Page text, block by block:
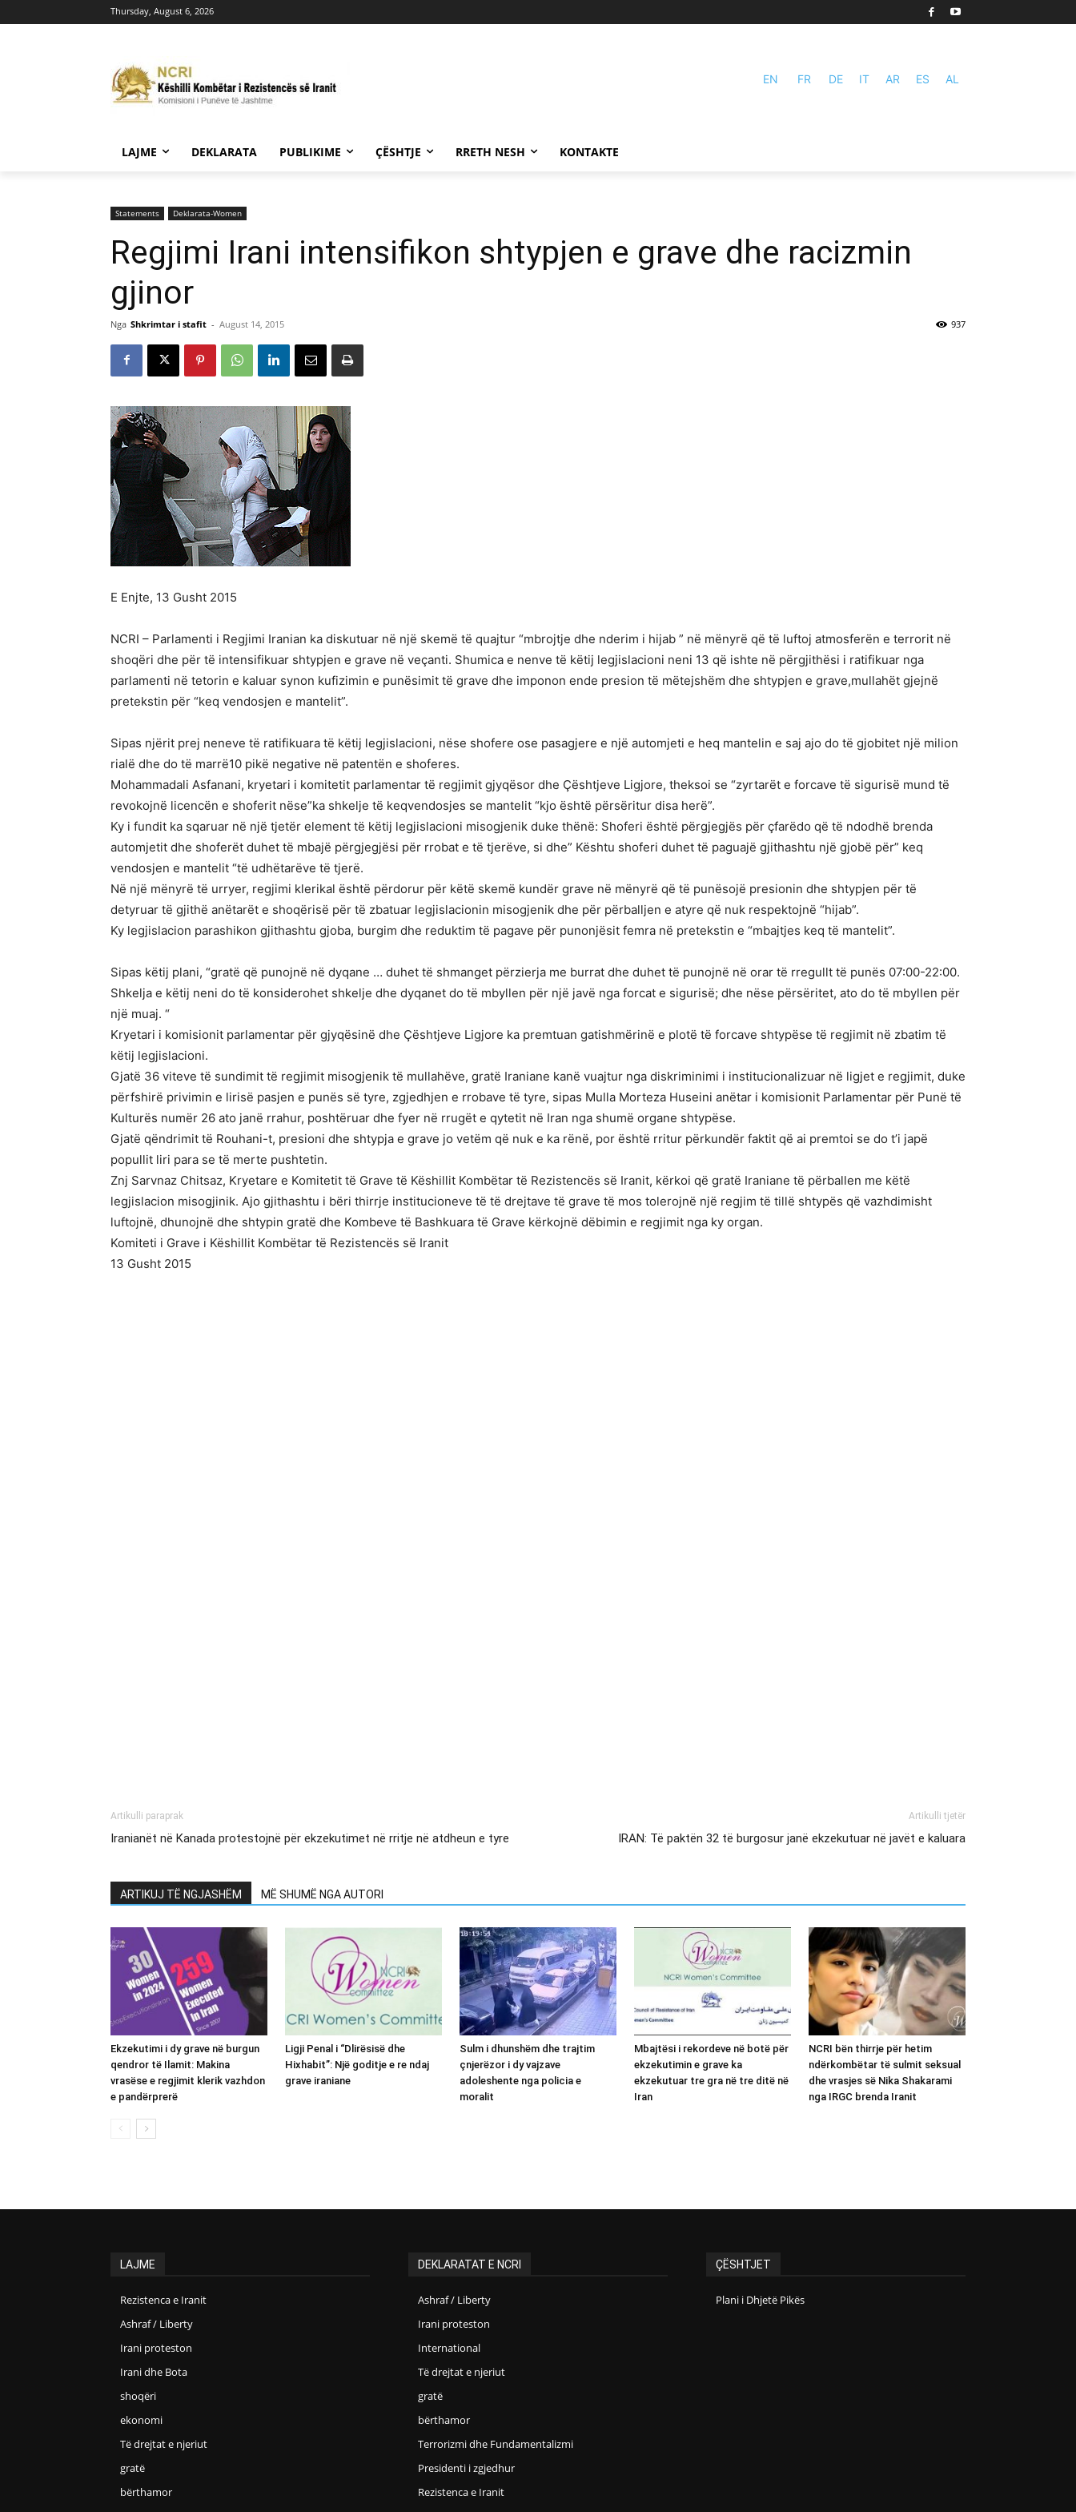
Thursday, August 6, 2026
EN FR DE IT AR ES AL
LAJME DEKLARATA PUBLIKIME ÇËSHTJE RRETH NESH KONTAKTE
Statements Deklarata-Women
Regjimi Irani intensifikon shtypjen e grave dhe racizmin
gjinor
Nga Shkrimtar i stafit - August 14, 2015 937
E Enjte, 13 Gusht 2015
NCRI – Parlamenti i Regjimi Iranian ka diskutuar në një skemë të quajtur “mbrojtje dhe nderim i hijab ” në mënyrë që të luftoj atmosferën e terrorit në
shoqëri dhe për të intensifikuar shtypjen e grave në veçanti. Shumica e nenve të këtij legjislacioni neni 13 që ishte në përgjithësi i ratifikuar nga
parlamenti në tetorin e kaluar synon kufizimin e punësimit të grave dhe imponon ende presion të mëtejshëm dhe shtypjen e grave,mullahët gjejnë
pretekstin për “keq vendosjen e mantelit”.
Sipas njërit prej neneve të ratifikuara të këtij legjislacioni, nëse shofere ose pasagjere e një automjeti e heq mantelin e saj ajo do të gjobitet një milion
rialë dhe do të marrë10 pikë negative në patentën e shoferes.
Mohammadali Asfanani, kryetari i komitetit parlamentar të regjimit gjyqësor dhe Çështjeve Ligjore, theksoi se “zyrtarët e forcave të sigurisë mund të
revokojnë licencën e shoferit nëse”ka shkelje të keqvendosjes se mantelit “kjo është përsëritur disa herë”.
Ky i fundit ka sqaruar në një tjetër element të këtij legjislacioni misogjenik duke thënë: Shoferi është përgjegjës për çfarëdo që të ndodhë brenda
automjetit dhe shoferët duhet të mbajë përgjegjësi për rrobat e të tjerëve, si dhe” Kështu shoferi duhet të paguajë gjithashtu një gjobë për” keq
vendosjen e mantelit “të udhëtarëve të tjerë.
Në një mënyrë të urryer, regjimi klerikal është përdorur për këtë skemë kundër grave në mënyrë që të punësojë presionin dhe shtypjen për të
detyruar të gjithë anëtarët e shoqërisë për të zbatuar legjislacionin misogjenik dhe për përballjen e atyre që nuk respektojnë “hijab”.
Ky legjislacion parashikon gjithashtu gjoba, burgim dhe reduktim të pagave për punonjësit femra në pretekstin e “mbajtjes keq të mantelit”.
Sipas këtij plani, “gratë që punojnë në dyqane … duhet të shmanget përzierja me burrat dhe duhet të punojnë në orar të rregullt të punës 07:00-22:00.
Shkelja e këtij neni do të konsiderohet shkelje dhe dyqanet do të mbyllen për një javë nga forcat e sigurisë; dhe nëse përsëritet, ato do të mbyllen për
një muaj. “
Kryetari i komisionit parlamentar për gjyqësinë dhe Çështjeve Ligjore ka premtuan gatishmërinë e plotë të forcave shtypëse të regjimit në zbatim të
këtij legjislacioni.
Gjatë 36 viteve të sundimit të regjimit misogjenik të mullahëve, gratë Iraniane kanë vuajtur nga diskriminimi i institucionalizuar në ligjet e regjimit, duke
përfshirë privimin e lirisë pasjen e punës së tyre, zgjedhjen e rrobave të tyre, sipas Mulla Morteza Huseini anëtar i komisionit Parlamentar për Punë të
Kulturës numër 26 ato janë rrahur, poshtëruar dhe fyer në rrugët e qytetit në Iran nga shumë organe shtypëse.
Gjatë qëndrimit të Rouhani-t, presioni dhe shtypja e grave jo vetëm që nuk e ka rënë, por është rritur përkundër faktit që ai premtoi se do t’i japë
popullit liri para se të merte pushtetin.
Znj Sarvnaz Chitsaz, Kryetare e Komitetit të Grave të Këshillit Kombëtar të Rezistencës së Iranit, kërkoi që gratë Iraniane të përballen me këtë
legjislacion misogjinik. Ajo gjithashtu i bëri thirrje institucioneve të të drejtave të grave të mos tolerojnë një regjim të tillë shtypës që vazhdimisht
luftojnë, dhunojnë dhe shtypin gratë dhe Kombeve të Bashkuara të Grave kërkojnë dëbimin e regjimit nga ky organ.
Komiteti i Grave i Këshillit Kombëtar të Rezistencës së Iranit
13 Gusht 2015
Artikulli paraprak
Iranianët në Kanada protestojnë për ekzekutimet në rritje në atdheun e tyre
Artikulli tjetër
IRAN: Të paktën 32 të burgosur janë ekzekutuar në javët e kaluara
ARTIKUJ TË NGJASHËM MË SHUMË NGA AUTORI
Ekzekutimi i dy grave në burgun
qendror të Ilamit: Makina
vrasëse e regjimit klerik vazhdon
e pandërprerë
Ligji Penal i “Dlirësisë dhe
Hixhabit”: Një goditje e re ndaj
grave iraniane
Sulm i dhunshëm dhe trajtim
çnjerëzor i dy vajzave
adoleshente nga policia e
moralit
Mbajtësi i rekordeve në botë për
ekzekutimin e grave ka
ekzekutuar tre gra në tre ditë në
Iran
NCRI bën thirrje për hetim
ndërkombëtar të sulmit seksual
dhe vrasjes së Nika Shakarami
nga IRGC brenda Iranit
LAJME
Rezistenca e Iranit
Ashraf / Liberty
Irani proteston
Irani dhe Bota
shoqëri
ekonomi
Të drejtat e njeriut
gratë
bërthamor
DEKLARATAT E NCRI
Ashraf / Liberty
Irani proteston
International
Të drejtat e njeriut
gratë
bërthamor
Terrorizmi dhe Fundamentalizmi
Presidenti i zgjedhur
Rezistenca e Iranit
ÇËSHTJET
Plani i Dhjetë Pikës